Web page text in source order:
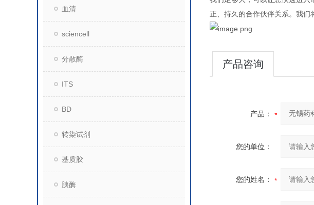
血清
sciencell
分散酶
ITS
BD
转染试剂
基质胶
胰酶
正、持久的合作伙伴关系。我们
产品咨询
产品：
您的单位：
您的姓名：